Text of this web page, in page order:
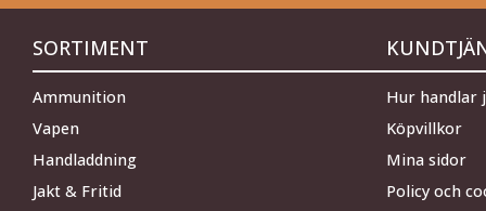
SORTIMENT
Ammunition
Vapen
Handladdning
Jakt & Fritid
Hur handlar
Köpvillkor
Mina sidor
Policy och